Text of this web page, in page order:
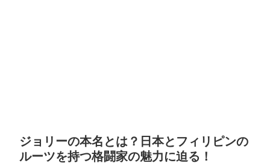
ジョリーの本名とは？日本とフィリピンの
ルーツを持つ格闘家の魅力に迫る！